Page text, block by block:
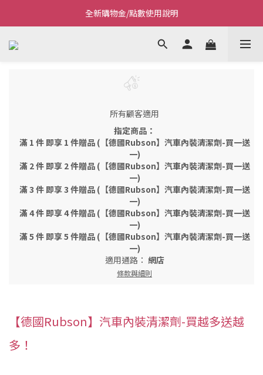
Welcome~私藏生活~
全新購物金/點數使用說明
Welcome~私藏生活~
所有顧客適用
指定商品：
滿 1 件 即享 1 件贈品 (【德國Rubson】汽車內裝清潔劑-買一送
一)
滿 2 件 即享 2 件贈品 (【德國Rubson】汽車內裝清潔劑-買一送
一)
滿 3 件 即享 3 件贈品 (【德國Rubson】汽車內裝清潔劑-買一送
一)
滿 4 件 即享 4 件贈品 (【德國Rubson】汽車內裝清潔劑-買一送
一)
滿 5 件 即享 5 件贈品 (【德國Rubson】汽車內裝清潔劑-買一送
一)
適用通路： 網店
條款與細則
【德國Rubson】汽車內裝清潔劑-買越多送越
多！